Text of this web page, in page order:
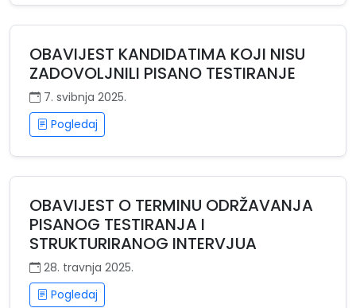
OBAVIJEST KANDIDATIMA KOJI NISU
ZADOVOLJNILI PISANO TESTIRANJE
7. svibnja 2025.
Pogledaj
OBAVIJEST O TERMINU ODRŽAVANJA
PISANOG TESTIRANJA I
STRUKTURIRANOG INTERVJUA
28. travnja 2025.
Pogledaj